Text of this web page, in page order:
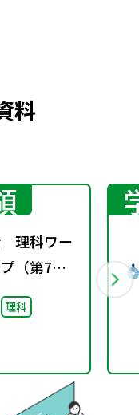
料
理科ワー
（第7
※算
ンググル
理科